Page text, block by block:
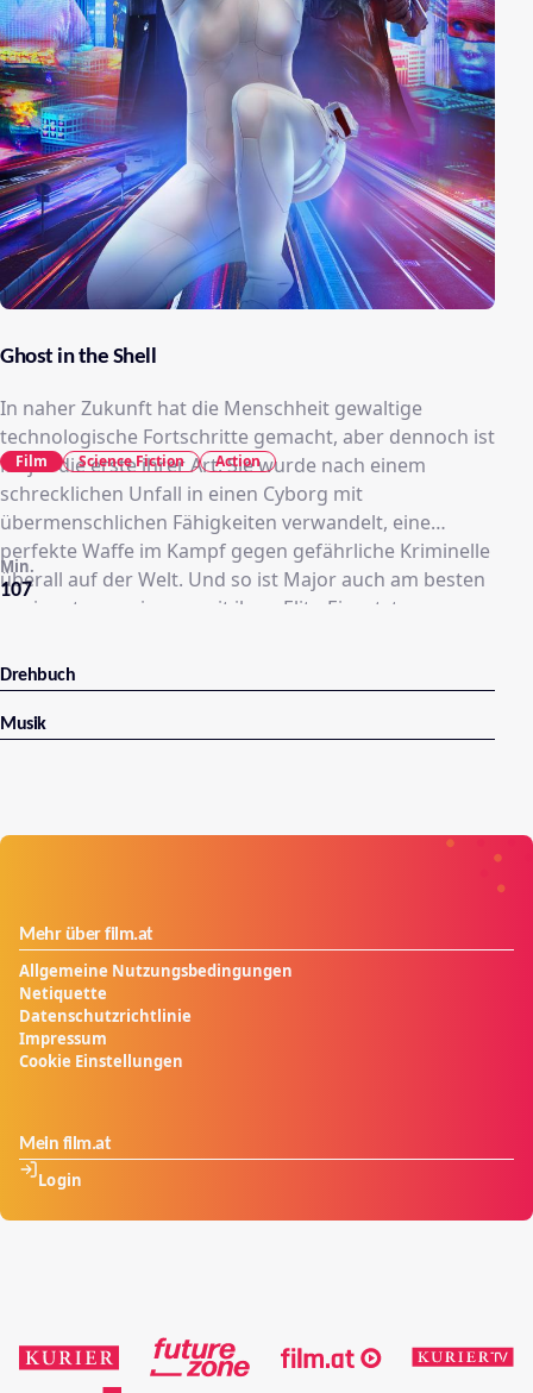
Ghost in the Shell
In naher Zukunft hat die Menschheit gewaltige
technologische Fortschritte gemacht, aber dennoch ist
Major die erste ihrer Art: Sie wurde nach einem
schrecklichen Unfall in einen Cyborg mit
übermenschlichen Fähigkeiten verwandelt, eine
perfekte Waffe im Kampf gegen gefährliche Kriminelle
überall auf der Welt. Und so ist Major auch am besten
geeignet, gemeinsam mit ihrer Elite-Einsatztruppe
aufzuhalten, dem es gelungen ist, sich in den Verstand
von Menschen zu hacken und diese zu kontrollieren.
Doch während der Jagd auf Kuze macht sie eine
Major auf die Suche nach den Verantwortlichen, um zu
wer sie vor ihrem Leben als Cyborg war…
107
Min.
Film Science Fiction Action
Drehbuch
Musik
Mehr über film.at
Allgemeine Nutzungsbedingungen
Netiquette
Datenschutzrichtlinie
Impressum
Cookie Einstellungen
Mein film.at
Login